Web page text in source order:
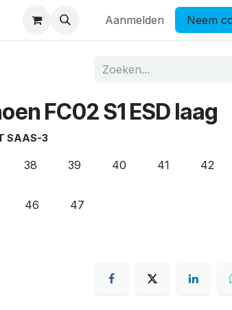
Aanmelden Neem
FC02 S1 ESD laag
SAAS-3
38 39 40 41 42
46 47